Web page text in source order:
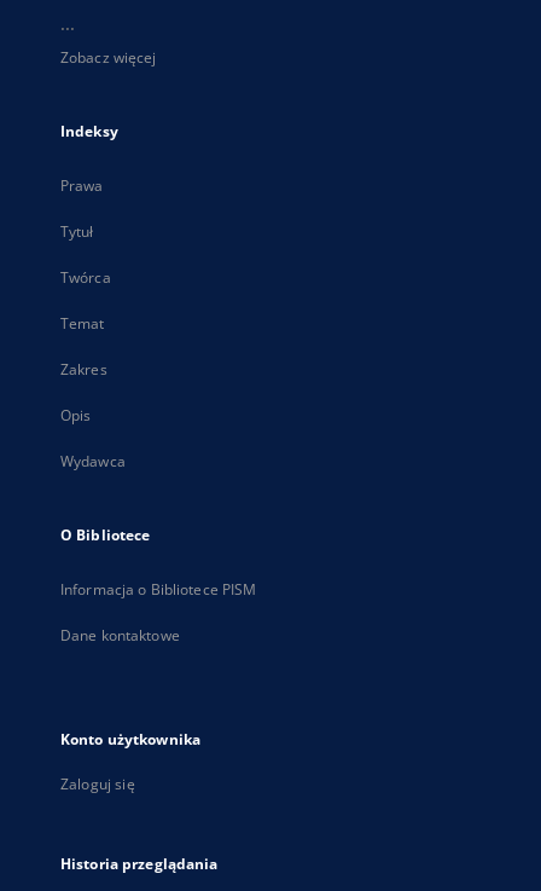
...
Zobacz więcej
Indeksy
Prawa
Tytuł
Twórca
Temat
Zakres
Opis
Wydawca
O Bibliotece
Informacja o Bibliotece PISM
Dane kontaktowe
Konto użytkownika
Zaloguj się
Historia przeglądania